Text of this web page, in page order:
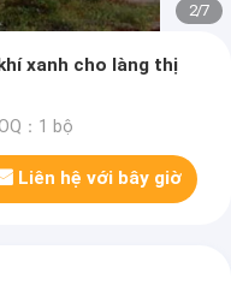
2/7
xanh cho làng thị
：1 bộ
Liên hệ với bây giờ